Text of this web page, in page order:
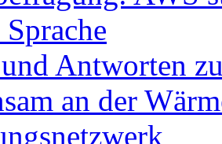
Antworten
an der